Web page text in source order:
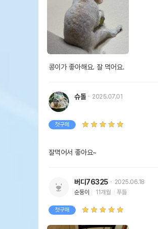
콩이가 좋아해요. 잘 먹어요.
슈돌 2025.07.01
첫구매
잘먹어서 좋아요~
버디76325
2025.06.18
순둥이
11개월 푸들
첫구매